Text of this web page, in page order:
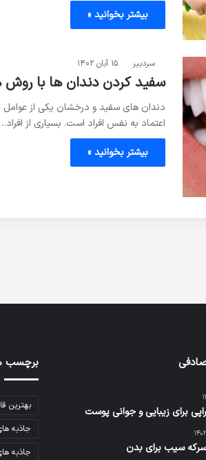
بیشتر بخوانید »
سردبیر ۱۵ آبان ۱۴۰۲
سفید کردن دندان ها با
دندان های سفید و درخشان یکی از عوامل
اعتماد به نفس افراد است. بسیاری از افراد…
بیشتر بخوانید »
برای زیبایی و جوانی پوست
سیب برای بدن
برچسب
بهترین
جاذبه
جاذبه